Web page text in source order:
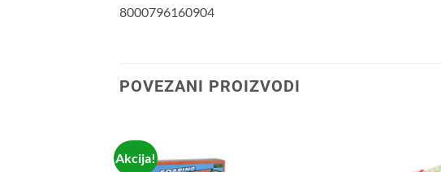
8000796160904
POVEZANI PROIZVODI
Akcija!